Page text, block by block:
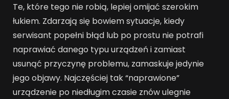
Te, które tego nie robią, lepiej omijać szerokim
łukiem. Zdarzają się bowiem sytuacje, kiedy
serwisant popełni błąd lub po prostu nie potrafi
naprawiać danego typu urządzeń i zamiast
usunąć przyczynę problemu, zamaskuje jedynie
jego objawy. Najczęściej tak “naprawione”
urządzenie po niedługim czasie znów ulegnie